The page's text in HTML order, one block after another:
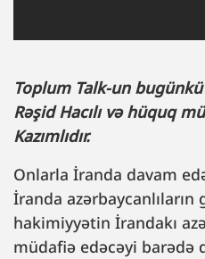
Toplum Talk-un
Rəşid Hacılı və hüquq
Kazımlıdır.
Onlarla İranda davam
İranda azərbaycanlıların
hakimiyyətin İrandakı
müdafiə edəcəyi barədə